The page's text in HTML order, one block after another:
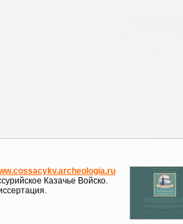
Казачье Войско.